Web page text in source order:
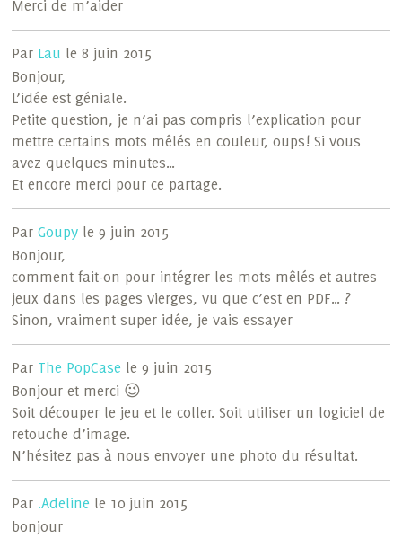
Merci de m’aider
Par Lau le 8 juin 2015
Bonjour,
L’idée est géniale.
Petite question, je n’ai pas compris l’explication pour
mettre certains mots mêlés en couleur, oups! Si vous
avez quelques minutes…
Et encore merci pour ce partage.
ParGoupy le 9 juin 2015
Bonjour,
comment fait-on pour intégrer les mots mêlés et autres
jeux dans les pages vierges, vu que c’est en PDF… ?
Sinon, vraiment super idée, je vais essayer
Par The PopCase le 9 juin 2015
Bonjour et merci 😉
Soit découper le jeu et le coller. Soit utiliser un logiciel de
retouche d’image.
N’hésitez pas à nous envoyer une photo du résultat.
Par .Adeline le 10 juin 2015
bonjour